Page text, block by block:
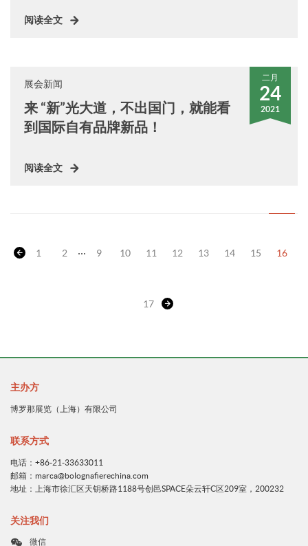
阅读全文
二月
24
2021
展会新闻
来 “新”光大道，不出国门，就能看
到国际自有品牌新品！
阅读全文
1 2 9 10 11 12 13 14 15 16
17
主办方
博罗那展览（上海）有限公司
联系方式
电话：+86-21-33633011
邮箱：marca@bolognafierechina.com
地址：上海市徐汇区天钥桥路1188号创邑SPACE朵云轩C区209室，200232
关注我们
微信